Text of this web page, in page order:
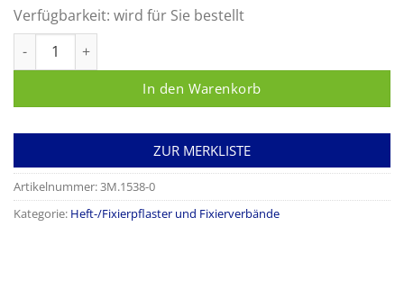
Verfügbarkeit: wird für Sie bestellt
Durapore Menge
In den Warenkorb
ZUR MERKLISTE
Artikelnummer:3M.1538-0
Kategorie: Heft-/Fixierpflaster und Fixierverbände